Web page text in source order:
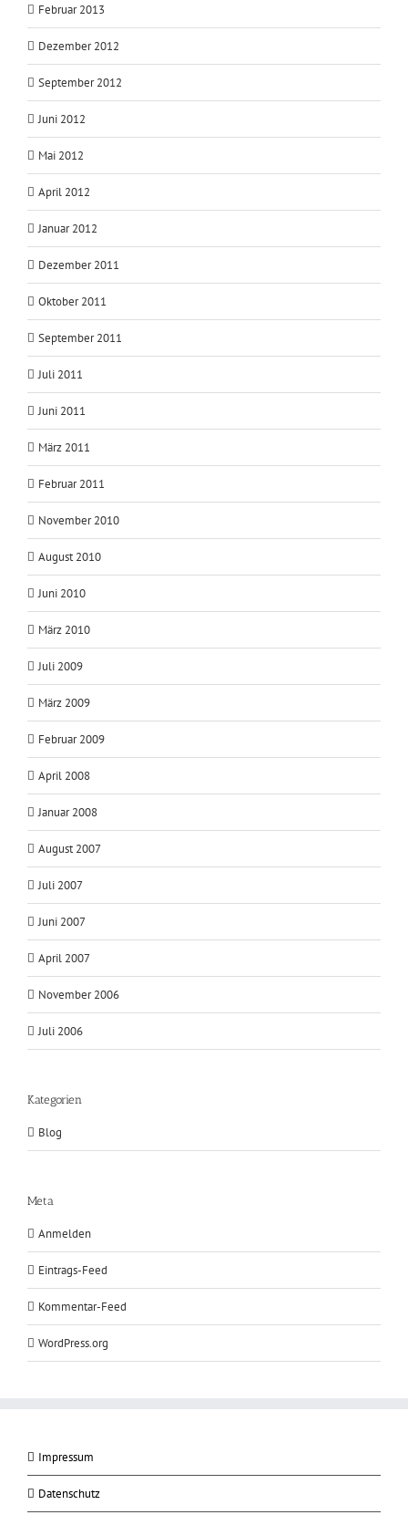
Februar 2013
Dezember 2012
September 2012
Juni 2012
Mai 2012
April 2012
Januar 2012
Dezember 2011
Oktober 2011
September 2011
Juli 2011
Juni 2011
März 2011
Februar 2011
November 2010
August 2010
Juni 2010
März 2010
Juli 2009
März 2009
Februar 2009
April 2008
Januar 2008
August 2007
Juli 2007
Juni 2007
April 2007
November 2006
Juli 2006
Kategorien
Blog
Meta
Anmelden
Eintrags-Feed
Kommentar-Feed
WordPress.org
Impressum
Datenschutz